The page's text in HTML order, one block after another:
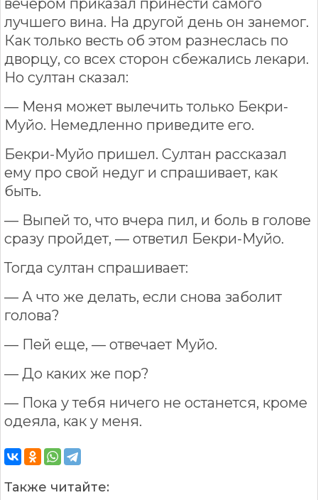
вечером приказал принести самого
лучшего вина. На другой день он занемог.
Как только весть об этом разнеслась по
дворцу, со всех сторон сбежались лекари.
Но султан сказал:
— Меня может вылечить только Бекри-
Муйо. Немедленно приведите его.
Бекри-Муйо пришел. Султан рассказал
ему про свой недуг и спрашивает, как
быть.
— Выпей то, что вчера пил, и боль в голове
сразу пройдет, — ответил Бекри-Муйо.
Тогда султан спрашивает:
— А что же делать, если снова заболит
голова?
— Пей еще, — отвечает Муйо.
— До каких же пор?
— Пока у тебя ничего не останется, кроме
одеяла, как у меня.
Также читайте: